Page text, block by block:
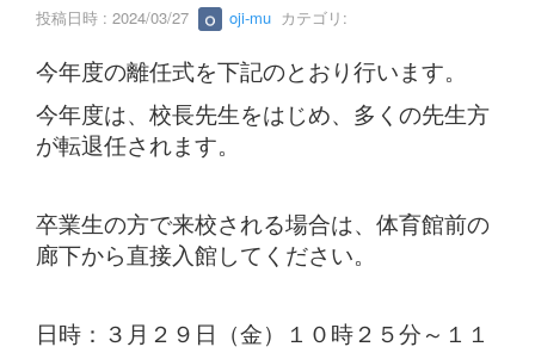
投稿日時 : 2024/03/27 oji-mu カテゴリ:
今年度の離任式を下記のとおり行います。
今年度は、校長先生をはじめ、多くの先生方
が転退任されます。
卒業生の方で来校される場合は、体育館前の
廊下から直接入館してください。
日時：３月２９日（金）１０時２５分～１１